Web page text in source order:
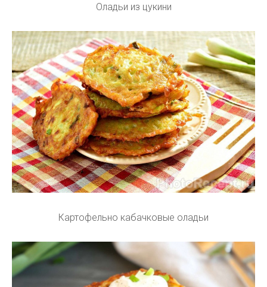
Оладьи из цукини
Картофельно кабачковые оладьи